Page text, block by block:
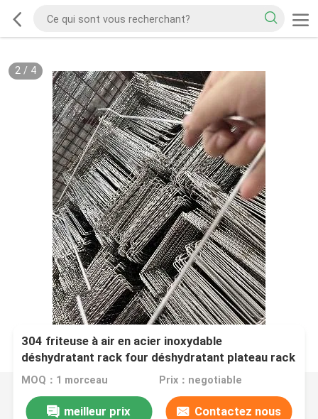
2/ 4
304 friteuse à air en acier inoxydable
déshydratant rack four déshydratant plateau rack
MOQ：1 morceau Prix：negotiable
meilleur prix Contactez nous